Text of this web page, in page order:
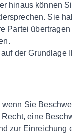
hinaus können
Sie
Partei
der
Sie
eine
zur